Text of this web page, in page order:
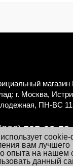
магазин
г. Москва,
ПН-ВС
505-06-59
мне
обработку
вам лучшего
опыта на нашем
данный